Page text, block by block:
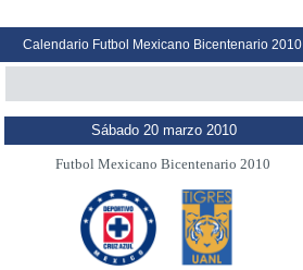
Calendario Futbol Mexicano Bicentenario 2010
Sábado 20 marzo 2010
Futbol Mexicano Bicentenario 2010